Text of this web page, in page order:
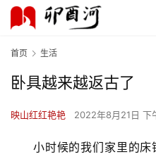
首页 生活
卧具越来越返古了
映山红红艳艳 2022年8月21日 下
小时候的我们家里的